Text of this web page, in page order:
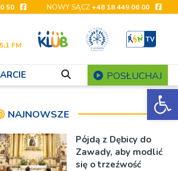
50 NOWY SĄCZ+48 18 449 06 00
FM
POSŁUCHAJ
NAJNOWSZE
Pójdą z Dębicy do
Zawady, aby modlić
się o trzeźwość